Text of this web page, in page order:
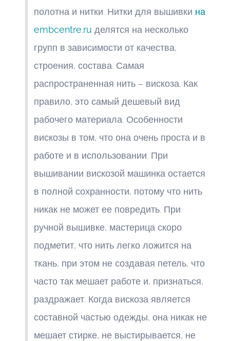
полотна и нитки. Нитки для вышивки на
embcentre.ru делятся на несколько
групп в зависимости от качества,
строения, состава. Самая
распространенная нить – вискоза. Как
правило, это самый дешевый вид
рабочего материала. Особенности
вискозы в том, что она очень проста и в
работе и в использовании. При
вышивании вискозой машинка остается
в полной сохранности, потому что нить
никак не может ее повредить. При
ручной вышивке, мастерица скоро
подметит, что нить легко ложится на
ткань, при этом не создавая петель, что
часто так мешает работе и, признаться,
раздражает. Когда вискоза является
составной частью одежды, она никак не
мешает стирке, не выстирывается, не